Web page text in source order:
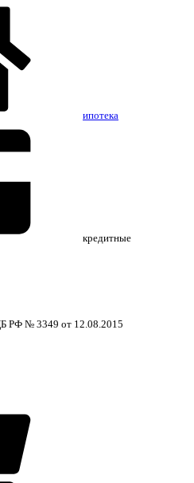
ипотека
кредитные
РФ № 3349 от 12.08.2015